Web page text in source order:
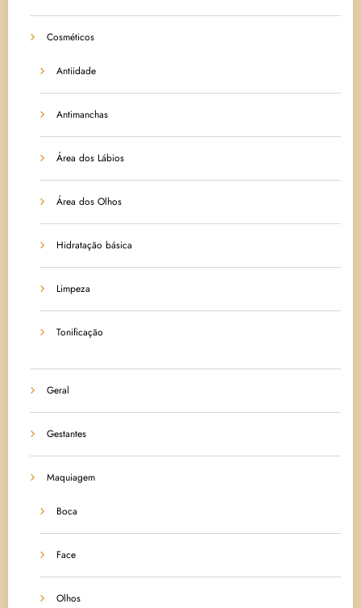
Cosméticos
Antiidade
Antimanchas
Área dos Lábios
Área dos Olhos
Hidratação básica
Limpeza
Tonificação
Geral
Gestantes
Maquiagem
Boca
Face
Olhos